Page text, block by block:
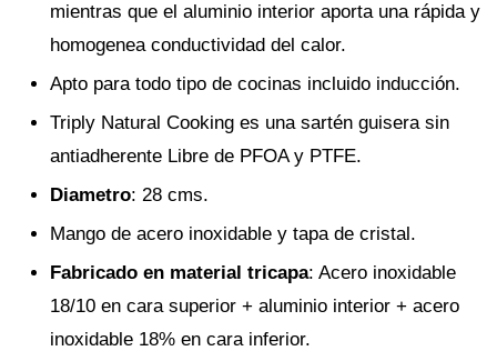
mientras que el aluminio interior aporta una rápida y
homogenea conductividad del calor.
Apto para todo tipo de cocinas incluido inducción.
Triply Natural Cooking es una sartén guisera sin
antiadherente Libre de PFOA y PTFE.
Diametro: 28 cms.
Mango de acero inoxidable y tapa de cristal.
Fabricado en material tricapa: Acero inoxidable
18/10 en cara superior + aluminio interior + acero
inoxidable 18% en cara inferior.